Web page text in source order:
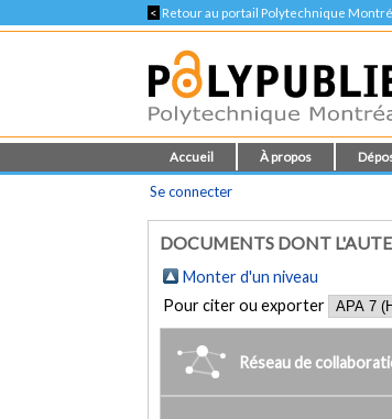
< Retour au portail Polytechnique
Accueil À propos
Se connecter
DOCUMENTS DONT
Monter d'un niveau
Pour citer ou exporter
Réseau de